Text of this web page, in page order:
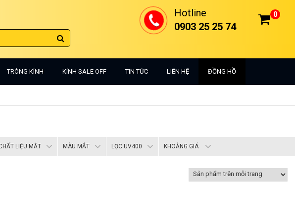
0
Hotline
0903 25 25 74
TRÒNG KÍNH KÍNH SALE OFF TIN TỨC LIÊN HỆ ĐỒNG HỒ
LIỆU MẮT MÀU MẮT LỌC UV400 KHOẢNG GIÁ